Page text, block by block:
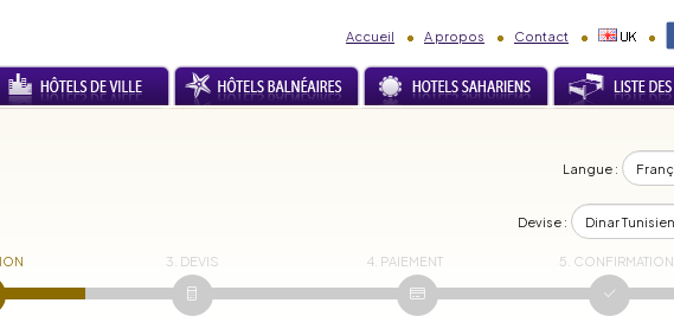
Accueil A propos Contact
Langue :
Devise :
3. DEVIS 4. PAIEMENT 5. CONFIRMATION